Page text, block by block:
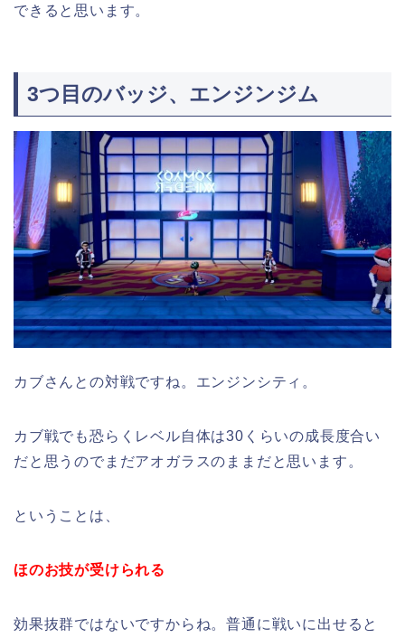
できると思います。
3つ目のバッジ、エンジンジム
カブさんとの対戦ですね。エンジンシティ。
カブ戦でも恐らくレベル自体は30くらいの成長度合い
だと思うのでまだアオガラスのままだと思います。
ということは、
ほのお技が受けられる
効果抜群ではないですからね。普通に戦いに出せると